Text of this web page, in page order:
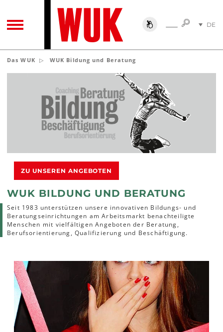
TOGGLE NAVIGATIONSUCHESUCHE
DE
Das WUK WUK Bildung und Beratung
ZU UNSEREN ANGEBOTEN
WUK BILDUNG UND BERATUNG
Seit 1983 unterstützen unsere innovativen Bildungs- und
Beratungseinrichtungen am Arbeitsmarkt benachteiligte
Menschen mit vielfältigen Angeboten der Beratung,
Berufsorientierung, Qualifizierung und Beschäftigung.